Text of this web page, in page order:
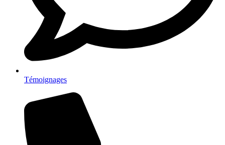
Témoignages